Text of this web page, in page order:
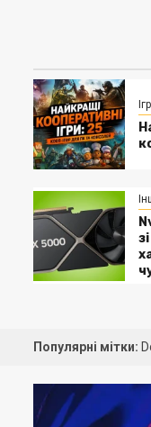
Популярні мітки: